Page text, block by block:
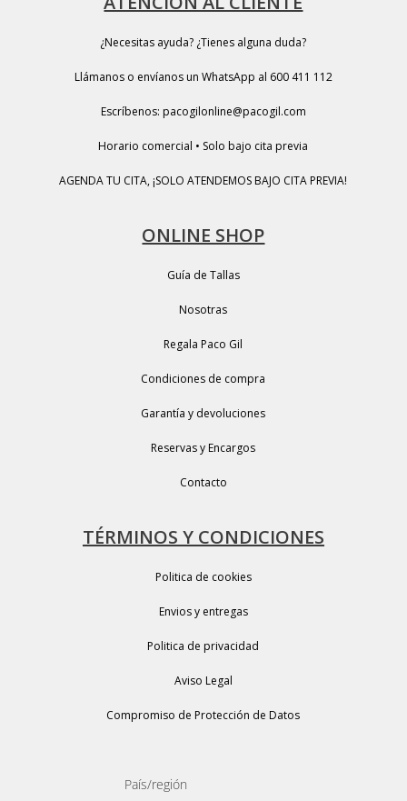
¿Necesitas ayuda? ¿Tienes alguna duda?
Llámanos o envíanos un WhatsApp al 600 411 112
Escríbenos: pacogilonline@pacogil.com
Horario comercial • Solo bajo cita previa
AGENDA TU CITA, ¡SOLO ATENDEMOS BAJO CITA PREVIA!
ONLINE SHOP
Guía de Tallas
Nosotras
Regala Paco Gil
Condiciones de compra
Garantía y devoluciones
Reservas y Encargos
Contacto
TÉRMINOS Y CONDICIONES
Politica de cookies
Envios y entregas
Politica de privacidad
Aviso Legal
Compromiso de Protección de Datos
País/región